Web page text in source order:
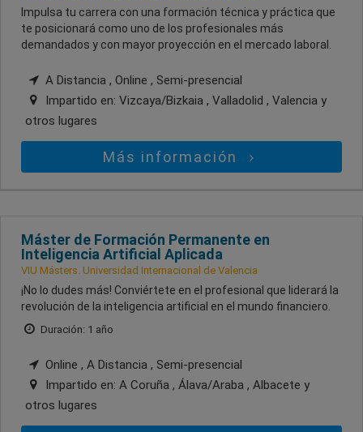
Impulsa tu carrera con una formación técnica y práctica que
te posicionará como uno de los profesionales más
demandados y con mayor proyección en el mercado laboral.
A Distancia , Online , Semi-presencial
Impartido en: Vizcaya/Bizkaia , Valladolid , Valencia y
otros lugares
Más información
Máster de Formación Permanente en
Inteligencia Artificial Aplicada
VIU Másters. Universidad Internacional de Valencia
¡No lo dudes más! Conviértete en el profesional que liderará la
revolución de la inteligencia artificial en el mundo financiero.
Duración: 1 año
Online , A Distancia , Semi-presencial
Impartido en: A Coruña , Álava/Araba , Albacete y
otros lugares